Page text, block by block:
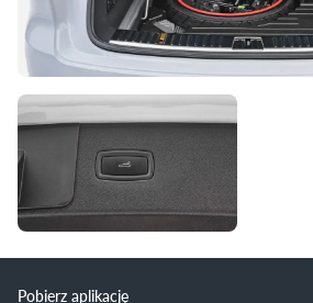
Pobierz aplikację